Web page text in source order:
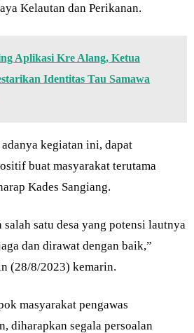
Kelautan dan Perikanan.
Aplikasi Kre Alang, Ketua
Identitas Tau Samawa
kegiatan ini, dapat
buat masyarakat terutama
Kades Sangiang.
salah satu desa yang potensi lautnya
dan dirawat dengan baik,”
(28/8/2023) kemarin.
masyarakat pengawas
diharapkan segala persoalan